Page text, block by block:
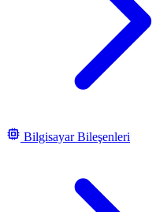
Bilgisayar Bileşenleri